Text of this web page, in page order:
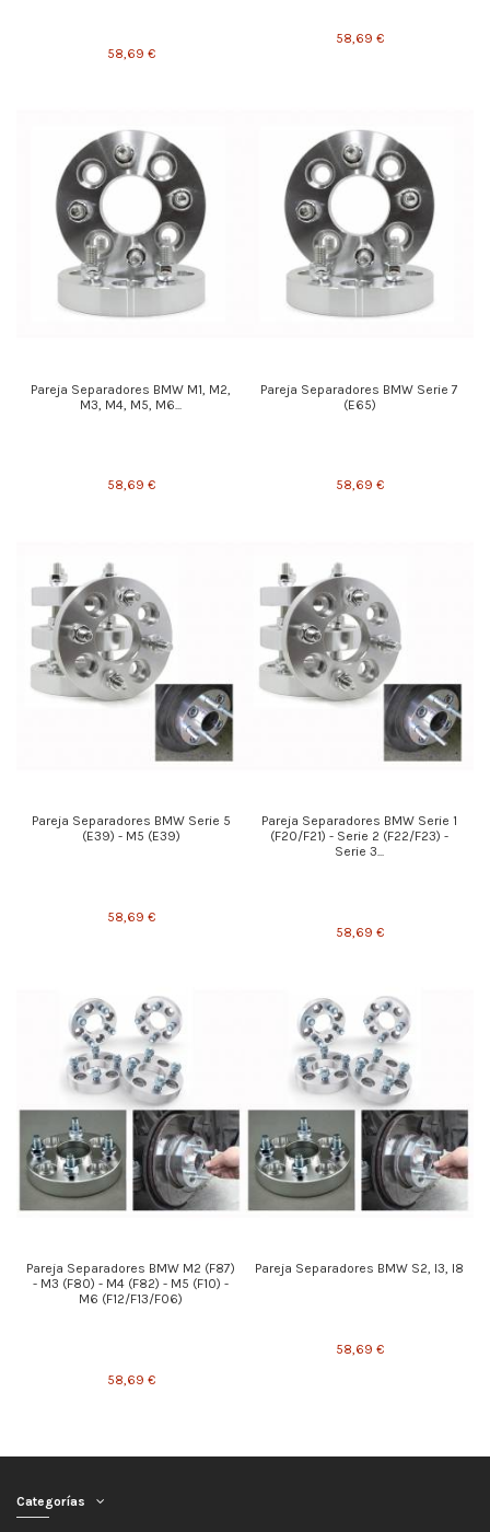
58,69 €
58,69 €
Pareja Separadores BMW M1, M2,
M3, M4, M5, M6...
58,69 €
Pareja Separadores BMW Serie 7
(E65)
58,69 €
Pareja Separadores BMW Serie 5
(E39) - M5 (E39)
58,69 €
Pareja Separadores BMW Serie 1
(F20/F21) - Serie 2 (F22/F23) -
Serie 3...
58,69 €
Pareja Separadores BMW M2 (F87)
- M3 (F80) - M4 (F82) - M5 (F10) -
M6 (F12/F13/F06)
58,69 €
Pareja Separadores BMW S2, I3, I8
58,69 €
Categorías